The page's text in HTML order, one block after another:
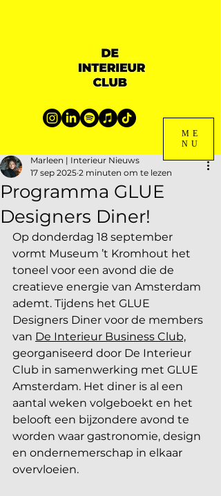
ME
NU
Programma GLUE
Designers Diner!
Marleen | Interieur Nieuws
17 sep 2025 2 minuten om te lezen
Op donderdag 18 september
vormt Museum ’t Kromhout het
toneel voor een avond die de
creatieve energie van Amsterdam
ademt. Tijdens het GLUE
Designers Diner voor de members
van De Interieur Business Club,
georganiseerd door De Interieur
Club in samenwerking met GLUE
Amsterdam. Het diner is al een
aantal weken volgeboekt en het
belooft een bijzondere avond te
worden waar gastronomie, design
en ondernemerschap in elkaar
overvloeien.